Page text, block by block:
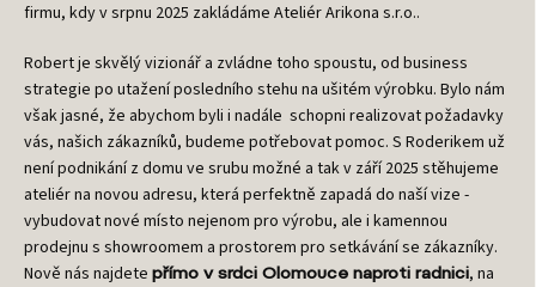
firmu, kdy v srpnu 2025 zakládáme Ateliér Arikona s.r.o..
Robert je skvělý vizionář a zvládne toho spoustu, od business
strategie po utažení posledního stehu na ušitém výrobku. Bylo nám
však jasné, že abychom byli i nadále schopni realizovat požadavky
vás, našich zákazníků, budeme potřebovat pomoc. S Roderikem už
není podnikání z domu ve srubu možné a tak v září 2025 stěhujeme
ateliér na novou adresu, která perfektně zapadá do naší vize -
vybudovat nové místo nejenom pro výrobu, ale i kamennou
prodejnu s showroomem a prostorem pro setkávání se zákazníky.
Nově nás najdete přímo v srdci Olomouce naproti radnici, na